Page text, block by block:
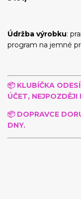
Údržba výrobku:
program na jemné
📦 KLUBÍČKA
ÚČET,
📦 DOPRAVCE
DNY.